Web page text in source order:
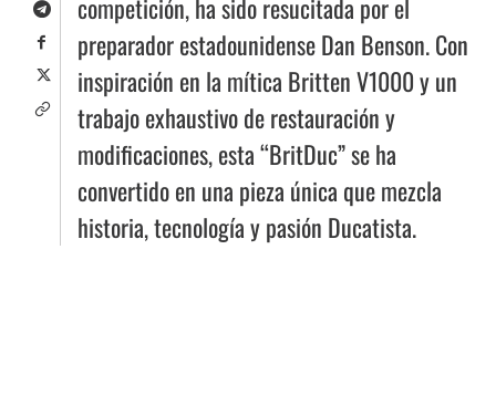
competición, ha sido resucitada por el
preparador estadounidense Dan Benson. Con
inspiración en la mítica Britten V1000 y un
trabajo exhaustivo de restauración y
modificaciones, esta “BritDuc” se ha
convertido en una pieza única que mezcla
historia, tecnología y pasión Ducatista.